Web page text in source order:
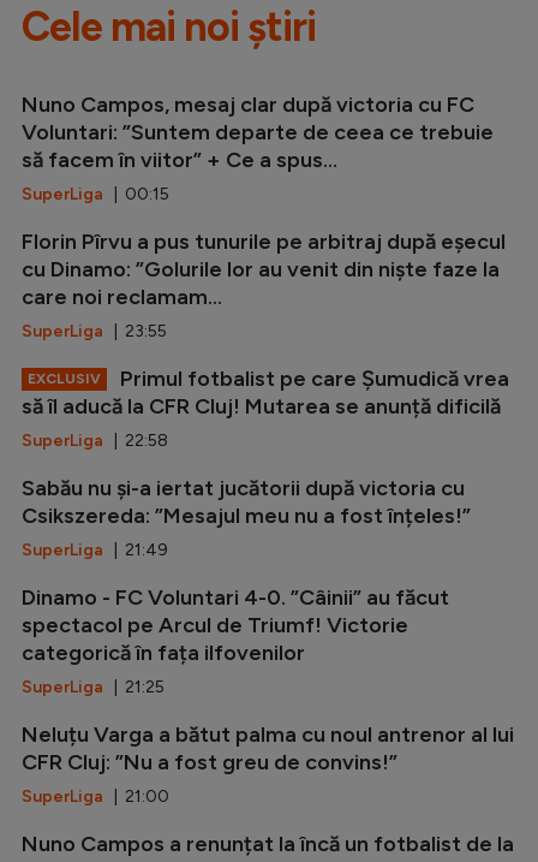
Cele mai noi știri
Nuno Campos, mesaj clar după victoria cu FC
Voluntari: ”Suntem departe de ceea ce trebuie
să facem în viitor” + Ce a spus...
SuperLiga | 00:15
Florin Pîrvu a pus tunurile pe arbitraj după eșecul
cu Dinamo: ”Golurile lor au venit din niște faze la
care noi reclamam...
SuperLiga | 23:55
EXCLUSIV
Primul fotbalist pe care Șumudică vrea
să îl aducă la CFR Cluj! Mutarea se anunță dificilă
SuperLiga | 22:58
Sabău nu și-a iertat jucătorii după victoria cu
Csikszereda: ”Mesajul meu nu a fost înțeles!”
SuperLiga | 21:49
Dinamo - FC Voluntari 4-0. ”Câinii” au făcut
spectacol pe Arcul de Triumf! Victorie
categorică în fața ilfovenilor
SuperLiga | 21:25
Neluțu Varga a bătut palma cu noul antrenor al lui
CFR Cluj: ”Nu a fost greu de convins!”
SuperLiga | 21:00
Nuno Campos a renunțat la încă un fotbalist de la